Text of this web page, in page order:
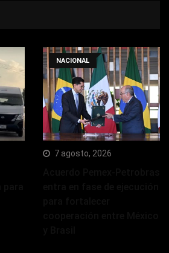
NACIONAL
7 agosto, 2026